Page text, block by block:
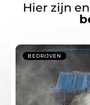
Hier zijn
BEDRIJVEN